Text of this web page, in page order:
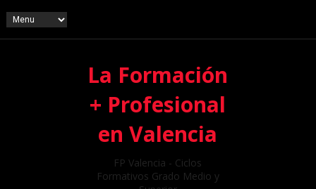
La Formación
+ Profesional
en Valencia
FP Valencia - Ciclos
Formativos Grado Medio y